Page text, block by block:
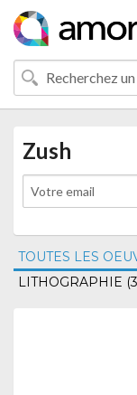
Zush
TOUTES LES
LITHOGRAPHIE